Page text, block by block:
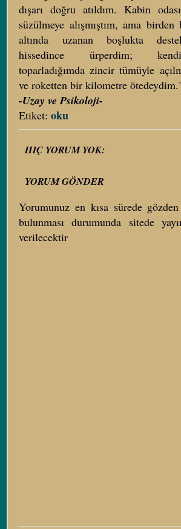
dışarı doğru atıldım. Kabin
süzülmeye alışmıştım, ama birden
altında uzanan boşlukta
hissedince ürperdim;
toparladığımda zincir tümüyle
ve roketten bir kilometre
-Uzay ve Psikoloji-
Etiket:oku
HIÇ YORUM YOK:
YORUM GÖNDER
Yorumunuz en kısa sürede
bulunması durumunda sitede
verilecektir